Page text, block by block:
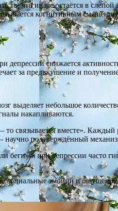
то, что иначе остаётся в
когнитивным
депрессии снижается
за предвкушение и
выделяет небольшое
накапливаются.
связывается вместе».
научно подтверждённый
беги» и при депрессии часто
социальные эмоции и